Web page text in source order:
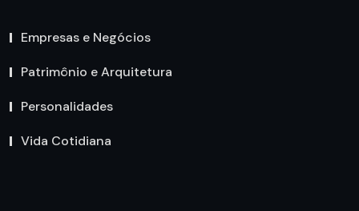
Empresas e Negócios
Patrimônio e Arquitetura
Personalidades
Vida Cotidiana